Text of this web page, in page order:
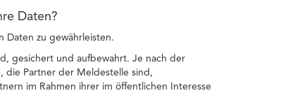
Daten?
Daten zu gewährleisten.
gesichert und aufbewahrt. Je nach der
die Partner der Meldestelle sind,
im Rahmen ihrer im öffentlichen Interesse